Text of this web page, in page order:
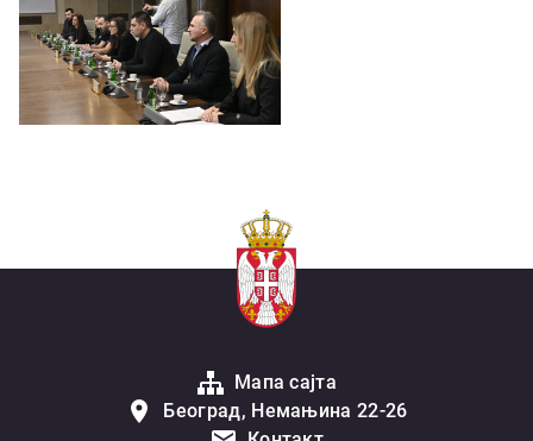
Мапа сајта
Београд, Немањина 22-26